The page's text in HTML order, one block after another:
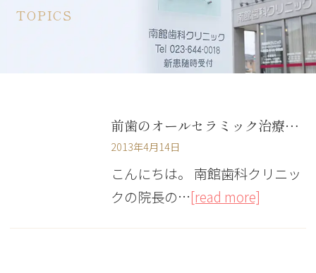
TOPICS
前歯のオールセラミック治療（仮歯調整）
2013年4月14日
こんにちは。 南館歯科クリニッ
クの院長の…[read more]